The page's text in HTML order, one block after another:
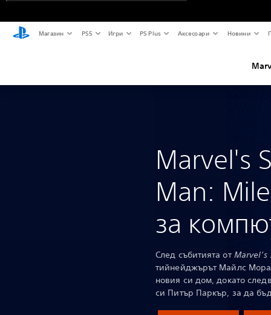
Магазин PS5 Игри PS Plus Аксесоари Новини
Marvel's
Man:
за
След събитията от
тийнейджърът Майлс
новия си дом, докато
си Питър Паркър, за да